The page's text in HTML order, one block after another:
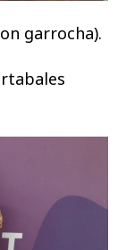
garrocha).